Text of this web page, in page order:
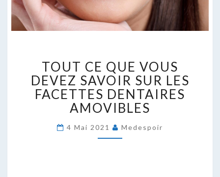
CE
QUE
VOUS
DEVEZ
SAVOIR
LES
FACETTES
TOUT CE QUE VOUS
DEVEZ SAVOIR SUR LES
FACETTES DENTAIRES
AMOVIBLES
4 Mai 2021 Medespoir